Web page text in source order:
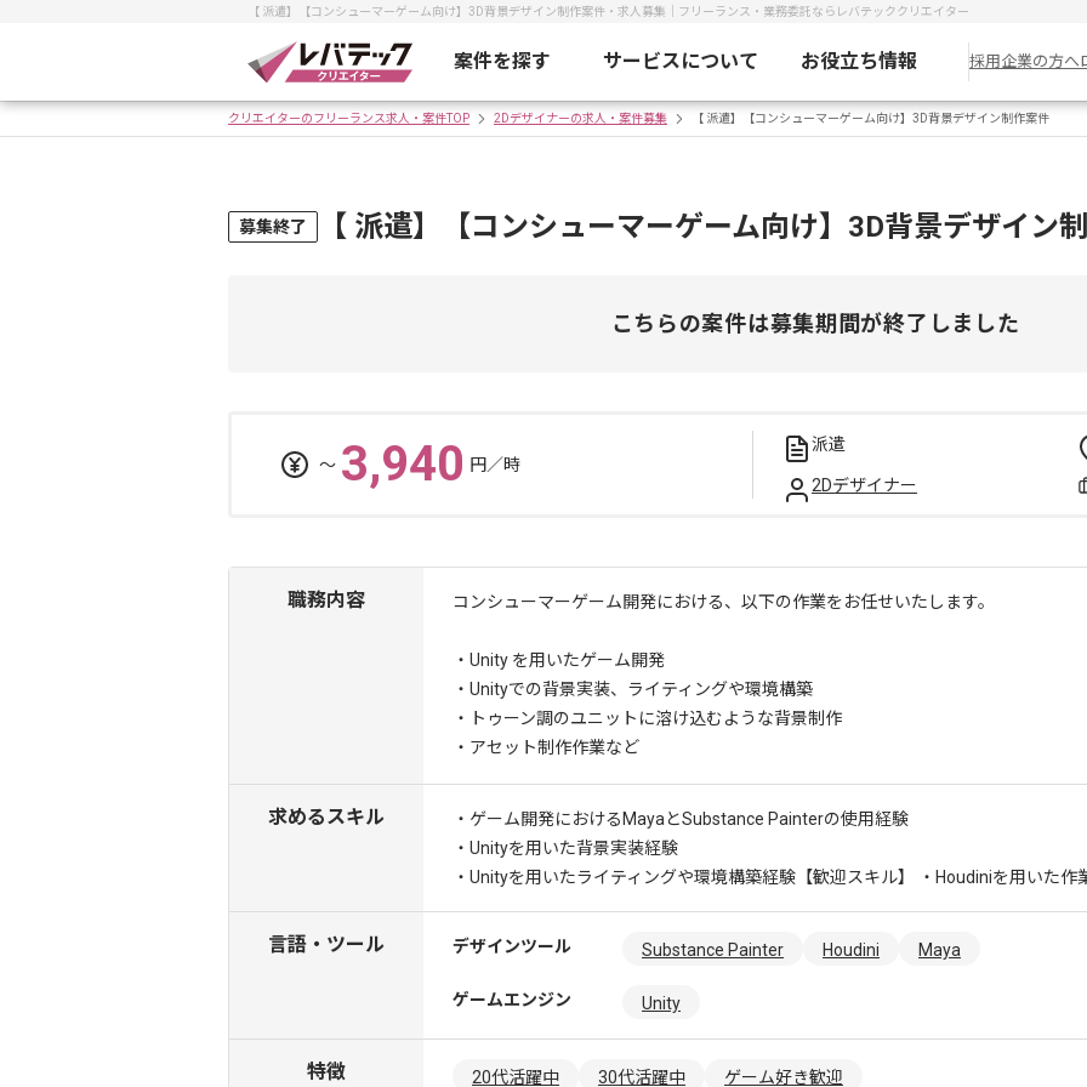
【 派遣】【コンシューマーゲーム向け】3D背景デザイン制作案件・求人募集｜フリーランス・業務委託ならレバテッククリエイター
案件を探す サービスについて お役立ち情報 採用企業の方へ
クリエイターのフリーランス求人・案件TOP 2Dデザイナーの求人・案件募集 【 派遣】【コンシューマーゲーム向け】3D背景デザイン制作案件
募集終了 【 派遣】【コンシューマーゲーム向け】3D背景デザイン
こちらの案件は募集期間が終了しました
〜 3,940 円／時
派遣
2Dデザイナー
職務内容 コンシューマーゲーム開発における、以下の作業をお任せいたします。
・Unity を用いたゲーム開発
・Unityでの背景実装、ライティングや環境構築
・トゥーン調のユニットに溶け込むような背景制作
・アセット制作作業など
求めるスキル
・ゲーム開発におけるMayaとSubstance Painterの使用経験
・Unityを用いた背景実装経験
・Unityを用いたライティングや環境構築経験 【歓迎スキル】 ・Houdiniを用いた作
言語・ツール デザインツール Substance Painter Houdini Maya
ゲームエンジン Unity
特徴 20代活躍中 30代活躍中 ゲーム好き歓迎